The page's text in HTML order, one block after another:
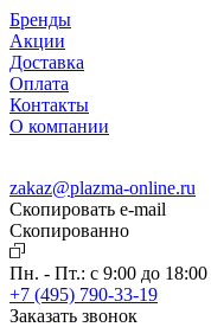
Бренды
Акции
Доставка
Оплата
Контакты
О компании
zakaz@plazma-online.ru
Скопировать e-mail
Cкопированно
Пн. - Пт.: с 9:00 до 18:00
+7 (495) 790-33-19
Заказать звонок